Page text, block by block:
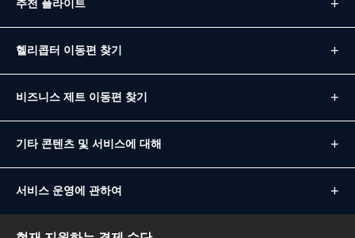
추천 플라이트
헬리콥터 이동편 찾기
비즈니스 제트 이동편 찾기
기타 콘텐츠 및 서비스에 대해
서비스 운영에 관하여